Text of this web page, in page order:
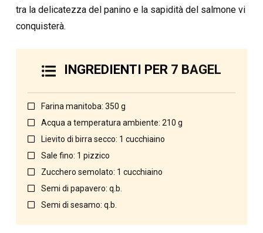
tra la delicatezza del panino e la sapidità del salmone vi
conquisterà.
INGREDIENTI PER 7 BAGEL
Farina manitoba: 350 g
Acqua a temperatura ambiente: 210 g
Lievito di birra secco: 1 cucchiaino
Sale fino: 1 pizzico
Zucchero semolato: 1 cucchiaino
Semi di papavero: q.b.
Semi di sesamo: q.b.